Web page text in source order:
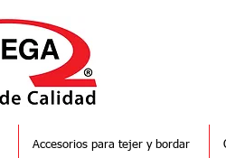
Accesorios para tejer y bordar